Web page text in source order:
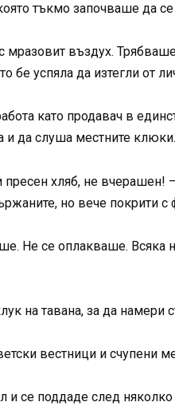
тъкмо започваше да
с мразовит въздух.
бе успяла да изтегли от
като продавач в
и да слуша местните клюки.
пресен хляб, не
но вече покрити с
Не се оплакваше. Всяка
на тавана, за да намери
вестници и счупени
се поддаде след няколко